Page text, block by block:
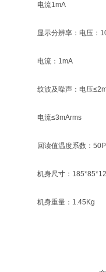
电流1mA
显示分辨率：电压：
电流：1mA
纹波及噪声：电压
电流≤3mArms
回读值温度系数：
机身尺寸：
机身重量：1.45Kg